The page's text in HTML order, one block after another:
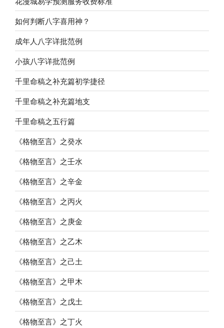
如何判断八字喜用神？
成年人八字详批范例
小孩八字详批范例
千里命稿之补充篇初学捷径
千里命稿之补充篇地支
千里命稿之五行篇
《格物至言》之癸水
《格物至言》之壬水
《格物至言》之辛金
《格物至言》之丙火
《格物至言》之庚金
《格物至言》之乙木
《格物至言》之己土
《格物至言》之甲木
《格物至言》之戊土
《格物至言》之丁火